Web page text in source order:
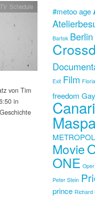
TV Schedule
von Tim
in
#metooage
Bartok Berlin
Exit Film
freedom
Movie
ONE Oper
Peter Stein
prince Richard